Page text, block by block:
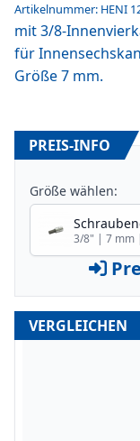
Artikelnummer: HENI
mit 3/8-
für
Größe 7 mm.
PREIS-INFO
Größe wählen:
3/8" | 7 mm
VERGLEICHEN